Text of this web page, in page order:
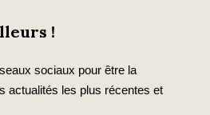
!
sociaux pour être la
actualités les plus récentes et